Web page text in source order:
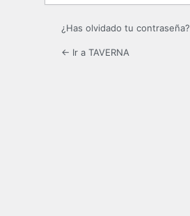
¿Has olvidado tu contraseña?
← Ir a TAVERNA